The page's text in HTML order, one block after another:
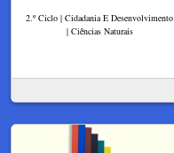
2.º Ciclo | Cidadania E Desenvolvimento
| Ciências Naturais